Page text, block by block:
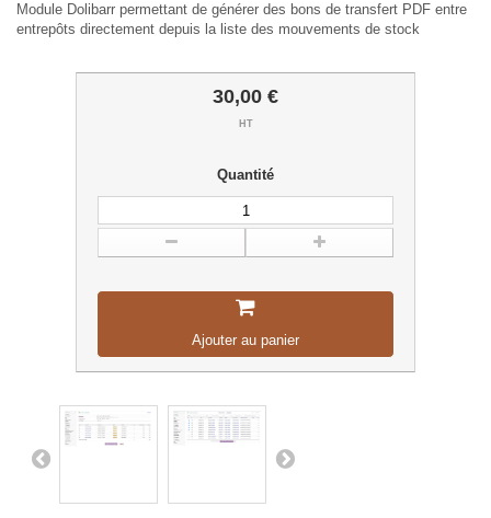
Module Dolibarr permettant de générer des bons de transfert PDF entre
entrepôts directement depuis la liste des mouvements de stock
30,00 €
HT
Quantité
Ajouter au panier